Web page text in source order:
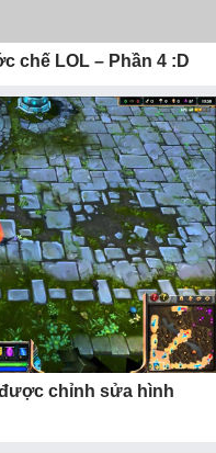
chế LOL – Phần 4 :D
chỉnh sửa hình